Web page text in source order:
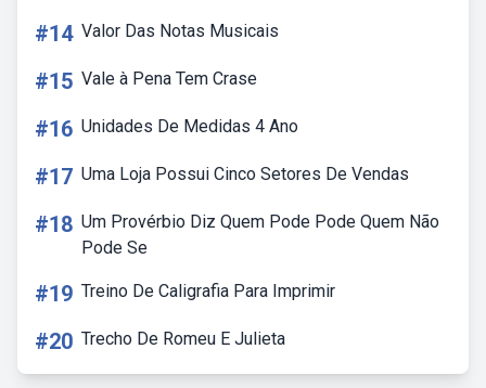
#14 Valor Das Notas Musicais
#15 Vale à Pena Tem Crase
#16 Unidades De Medidas 4 Ano
#17 Uma Loja Possui Cinco Setores De Vendas
#18 Um Provérbio Diz Quem Pode Pode Quem Não
Pode Se
#19 Treino De Caligrafia Para Imprimir
#20 Trecho De Romeu E Julieta